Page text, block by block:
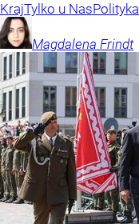
KrajTylko u NasPolityka
Magdalena Frindt